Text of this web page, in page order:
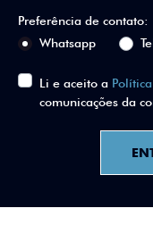
Preferência de contato:
Whatsapp
Li e aceito a
comunicações da